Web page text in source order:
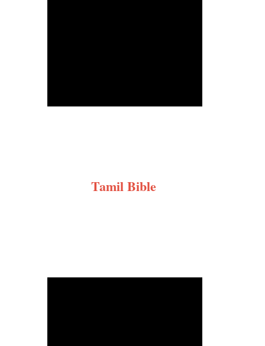
Tamil Bible